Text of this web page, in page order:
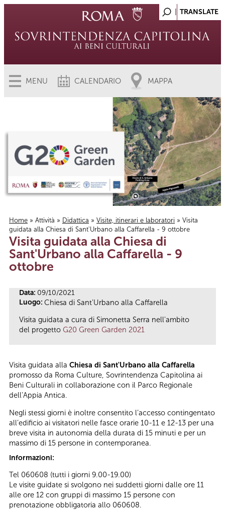
MENU CALENDARIO MAPPA
Tu sei qui
Home » Attività » Didattica » Visite, itinerari e laboratori » Visita
guidata alla Chiesa di Sant'Urbano alla Caffarella - 9 ottobre
Visita guidata alla Chiesa di
Sant'Urbano alla Caffarella - 9
ottobre
Data: 09/10/2021
Luogo: Chiesa di Sant'Urbano alla Caffarella
Visita guidata a cura di Simonetta Serra nell'ambito
del progetto G20 Green Garden 2021
Visita guidata alla Chiesa di Sant'Urbano alla Caffarella
promosso da Roma Culture, Sovrintendenza Capitolina ai
Beni Culturali in collaborazione con il Parco Regionale
dell’Appia Antica.
Negli stessi giorni è inoltre consentito l’accesso contingentato
all’edificio ai visitatori nelle fasce orarie 10-11 e 12-13 per una
breve visita in autonomia della durata di 15 minuti e per un
massimo di 15 persone in contemporanea.
Informazioni:
Tel 060608 (tutti i giorni 9.00-19.00)
Le visite guidate si svolgono nei suddetti giorni dalle ore 11
alle ore 12 con gruppi di massimo 15 persone con
prenotazione obbligatoria allo 060608.